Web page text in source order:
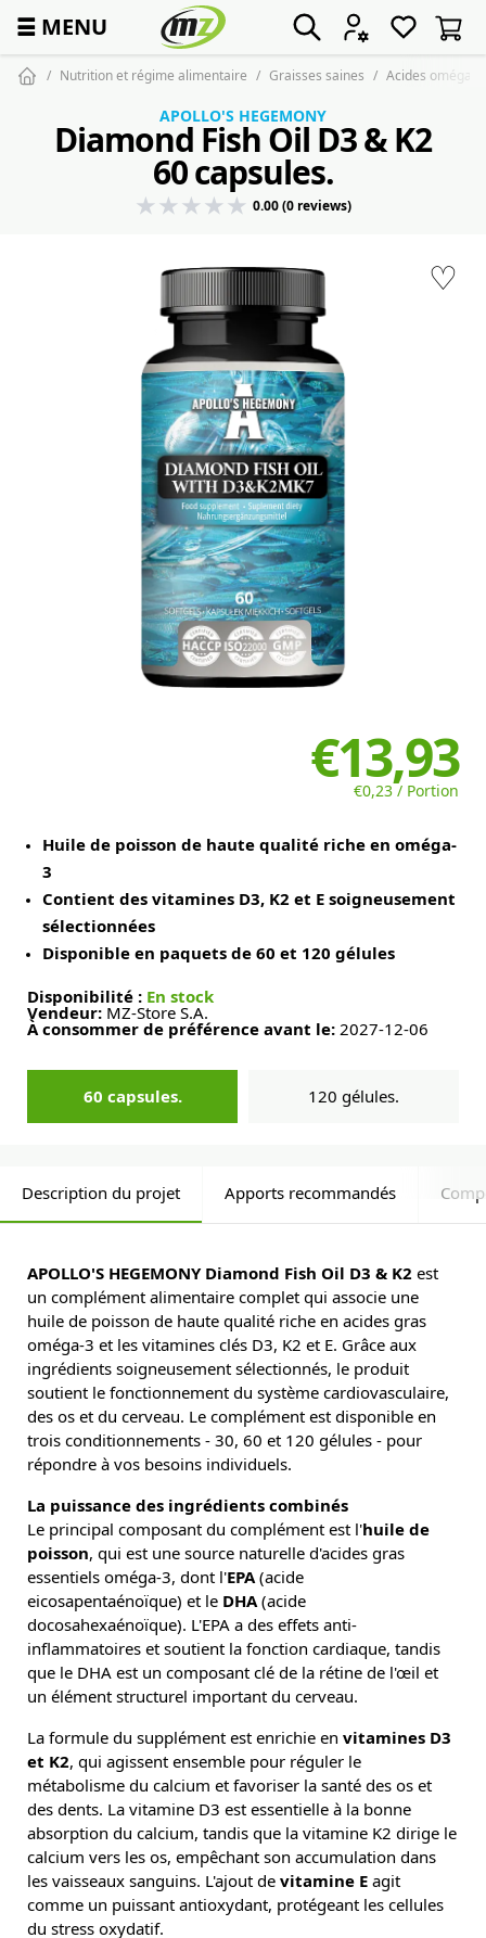
☰ MENU
Nutrition et régime alimentaire Graisses saines Acides oméga
♡
APOLLO'S HEGEMONY
Diamond Fish Oil D3 & K2
60 capsules.
0.00 (0 reviews)
€13,93
€0,23 / Portion
Huile de poisson de haute qualité riche en oméga-
3
Contient des vitamines D3, K2 et E soigneusement
sélectionnées
Disponible en paquets de 60 et 120 gélules
Disponibilité : En stock
Vendeur: MZ-Store S.A.
À consommer de préférence avant le: 2027-12-06
60 capsules. 120 gélules.
Description du projet Apports recommandés
APOLLO'S HEGEMONY Diamond Fish Oil D3 & K2 est
un complément alimentaire complet qui associe une
huile de poisson de haute qualité riche en acides gras
oméga-3 et les vitamines clés D3, K2 et E. Grâce aux
ingrédients soigneusement sélectionnés, le produit
soutient le fonctionnement du système cardiovasculaire,
des os et du cerveau. Le complément est disponible en
trois conditionnements - 30, 60 et 120 gélules - pour
répondre à vos besoins individuels.
La puissance des ingrédients combinés
Le principal composant du complément est l' huile de
poisson, qui est une source naturelle d'acides gras
essentiels oméga-3, dont l'EPA (acide
eicosapentaénoïque) et le DHA (acide
docosahexaénoïque). L'EPA a des effets anti-
inflammatoires et soutient la fonction cardiaque, tandis
que le DHA est un composant clé de la rétine de l'œil et
un élément structurel important du cerveau.
La formule du supplément est enrichie en vitamines D3
et K2, qui agissent ensemble pour réguler le
métabolisme du calcium et favoriser la santé des os et
des dents. La vitamine D3 est essentielle à la bonne
absorption du calcium, tandis que la vitamine K2 dirige le
calcium vers les os, empêchant son accumulation dans
les vaisseaux sanguins. L'ajout de vitamine E agit
comme un puissant antioxydant, protégeant les cellules
du stress oxydatif.